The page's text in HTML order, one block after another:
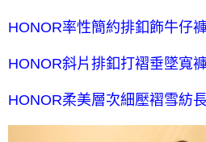
7-11付款後取貨-訂單滿 $2000 元即享
每筆NT$80，滿NT$2,000(含以上)免
宅配送到家-訂單滿 $2000 元即享免運
HONOR率性簡約排釦飾牛仔
HONOR斜片排釦打褶垂墜寬
HONOR柔美層次細壓褶雪紡